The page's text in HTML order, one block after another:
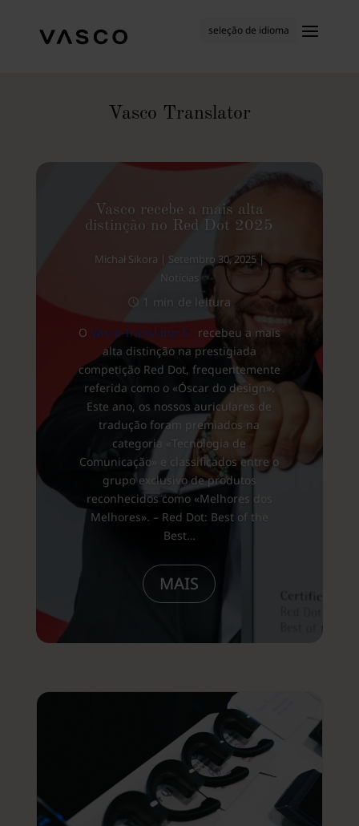
seleção de idioma
Vasco Translator
Vasco recebe a mais alta
distinção no Red Dot 2025
Michał Sikora | Setembro 30, 2025|
Notícias
1 min de leitura
O Vasco Translator E1 recebeu a mais
alta distinção na prestigiada
competição Red Dot, frequentemente
referida como o «Óscar do design».
Este ano, os nossos auriculares de
tradução foram premiados na
categoria «Tecnologia de
Comunicação» e classificados entre o
grupo exclusivo de produtos
reconhecidos como «Melhores dos
Melhores». – Red Dot: Best of the
Best…
MAIS